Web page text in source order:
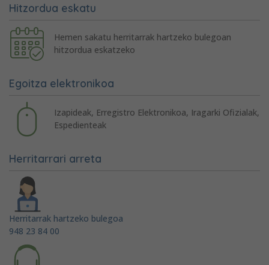
Hitzordua eskatu
Hemen sakatu herritarrak hartzeko bulegoan
hitzordua eskatzeko
Egoitza elektronikoa
Izapideak, Erregistro Elektronikoa, Iragarki Ofizialak,
Espedienteak
Herritarrari arreta
Herritarrak hartzeko bulegoa
948 23 84 00